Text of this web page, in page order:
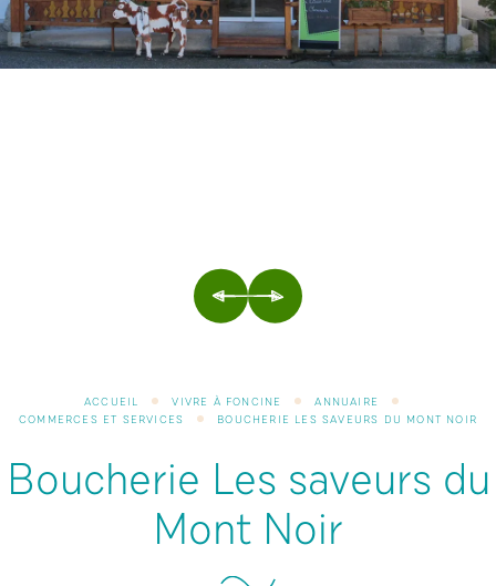
PRÉCÉDENTSUIVANT
ACCUEIL VIVRE À FONCINE
ANNUAIRE
COMMERCES ET SERVICES
BOUCHERIE LES SAVEURS DU MONT NOIR
Boucherie Les saveurs du
Mont Noir